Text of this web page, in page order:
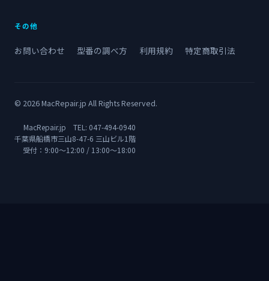
その他
お問い合わせ 型番の調べ方 利用規約 特定商取引法
© 2026 MacRepair.jp All Rights Reserved.
MacRepair.jp TEL: 047-494-0940
千葉県船橋市三山8-47-6 三山ビル1階
受付：9:00〜12:00 / 13:00〜18:00